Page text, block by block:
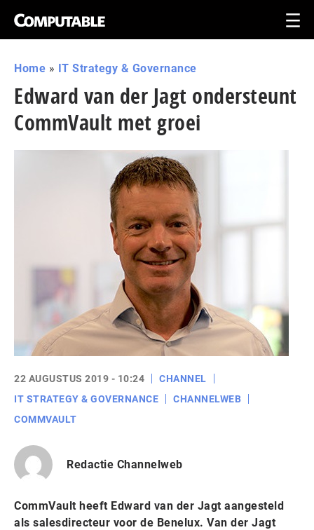
Home » IT Strategy & Governance
Edward van der Jagt ondersteunt
CommVault met groei
22 AUGUSTUS 2019 - 10:24
CHANNEL
IT STRATEGY & GOVERNANCE
CHANNELWEB
COMMVAULT
Redactie Channelweb
CommVault heeft Edward van der Jagt aangesteld
als salesdirecteur voor de Benelux. Van der Jagt